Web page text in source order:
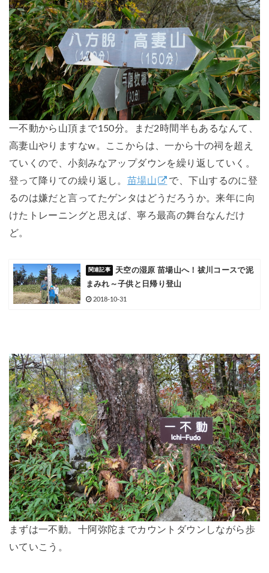
一不動から山頂まで150分。まだ2時間半もあるなんて、
高妻山やりますなw。ここからは、一から十の祠を超え
ていくので、小刻みなアップダウンを繰り返していく。
登って降りての繰り返し。 苗場山
で、下山するのに登
るのは嫌だと言ってたゲンタはどうだろうか。来年に向
けたトレーニングと思えば、寧ろ最高の舞台なんだけ
ど。
天空の湿原 苗場山へ！祓川コースで泥
まみれ～子供と日帰り登山
2018-10-31
まずは一不動。十阿弥陀までカウントダウンしながら歩
いていこう。